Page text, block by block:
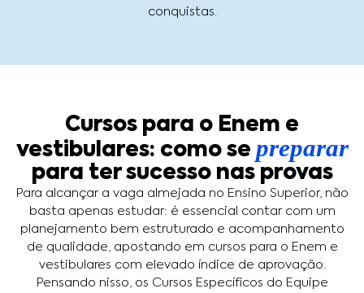
conquistas.
Cursos para o Enem e
vestibulares: como se preparar
para ter sucesso nas provas
Para alcançar a vaga almejada no Ensino Superior, não
basta apenas estudar: é essencial contar com um
planejamento bem estruturado e acompanhamento
de qualidade, apostando em cursos para o Enem e
vestibulares com elevado índice de aprovação.
Pensando nisso, os Cursos Específicos do Equipe